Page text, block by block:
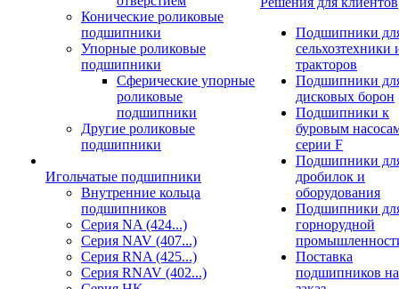
Конические роликовые
подшипники
Упорные роликовые
подшипники
Сферические упорные
роликовые
подшипники
Другие роликовые
подшипники
Игольчатые подшипники
Внутренние кольца
подшипников
Серия NA (424...)
Серия NAV (407...)
Серия RNA (425...)
Серия RNAV (402...)
Подшипники
сельхозтехники
тракторов
Подшипники
дисковых борон
Подшипники к
буровым
серии F
Подшипники
дробилок и
оборудования
Подшипники
горнорудной
Поставка
подшипников на